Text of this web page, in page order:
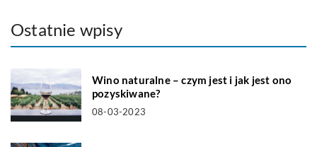
Ostatnie wpisy
Wino naturalne – czym jest i jak jest ono
pozyskiwane?
08-03-2023